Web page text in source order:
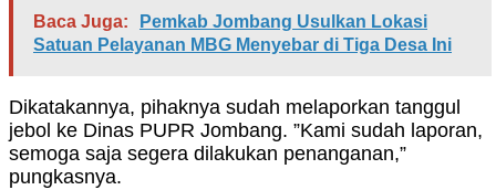
Baca Juga:
Pemkab Jombang Usulkan Lokasi
Satuan Pelayanan MBG Menyebar di Tiga Desa Ini
Dikatakannya, pihaknya sudah melaporkan tanggul
jebol ke Dinas PUPR Jombang. ”Kami sudah laporan,
semoga saja segera dilakukan penanganan,”
pungkasnya.